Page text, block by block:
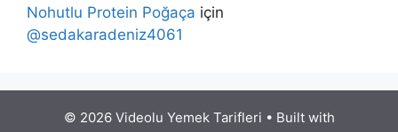
Nohutlu Protein Poğaça için
@sedakaradeniz4061
© 2026 Videolu Yemek Tarifleri • Built with